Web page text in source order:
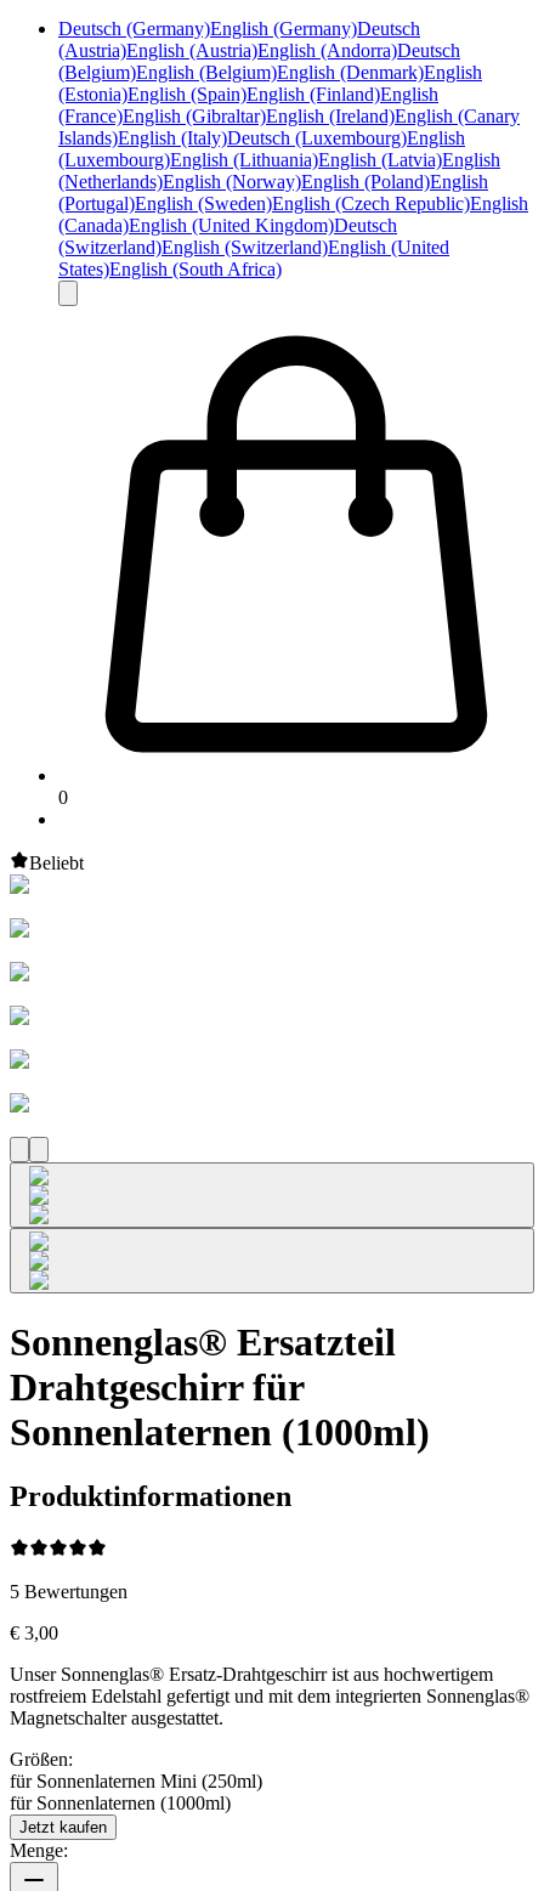
Deutsch (Germany)English (Germany)Deutsch
(Austria)English (Austria)English (Andorra)Deutsch
(Belgium)English (Belgium)English (Denmark)English
(Estonia)English (Spain)English (Finland)English
(France)English (Gibraltar)English (Ireland)English (Canary
Islands)English (Italy)Deutsch (Luxembourg)English
(Luxembourg)English (Lithuania)English (Latvia)English
(Netherlands)English (Norway)English (Poland)English
(Portugal)English (Sweden)English (Czech Republic)English
(Canada)English (United Kingdom)Deutsch
(Switzerland)English (Switzerland)English (United
States)English (South Africa)
0
Beliebt
Sonnenglas® Ersatzteil
Drahtgeschirr für
Sonnenlaternen (1000ml)
Produktinformationen
5 Bewertungen
€ 3,00
Unser Sonnenglas® Ersatz-Drahtgeschirr ist aus hochwertigem
rostfreiem Edelstahl gefertigt und mit dem integrierten Sonnenglas®
Magnetschalter ausgestattet.
Größen:
für Sonnenlaternen Mini (250ml)
für Sonnenlaternen (1000ml)
Jetzt kaufen
Menge: